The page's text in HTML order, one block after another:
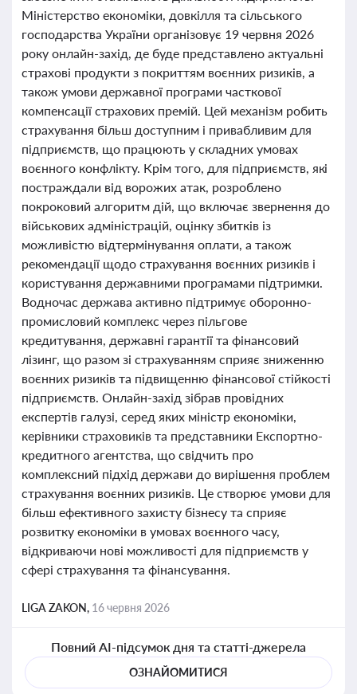
Міністерство економіки, довкілля та сільського
господарства України організовує 19 червня 2026
року онлайн-захід, де буде представлено актуальні
страхові продукти з покриттям воєнних ризиків, а
також умови державної програми часткової
компенсації страхових премій. Цей механізм робить
страхування більш доступним і привабливим для
підприємств, що працюють у складних умовах
воєнного конфлікту. Крім того, для підприємств, які
постраждали від ворожих атак, розроблено
покроковий алгоритм дій, що включає звернення до
військових адміністрацій, оцінку збитків із
можливістю відтермінування оплати, а також
рекомендації щодо страхування воєнних ризиків і
користування державними програмами підтримки.
Водночас держава активно підтримує оборонно-
промисловий комплекс через пільгове
кредитування, державні гарантії та фінансовий
лізинг, що разом зі страхуванням сприяє зниженню
воєнних ризиків та підвищенню фінансової стійкості
підприємств. Онлайн-захід зібрав провідних
експертів галузі, серед яких міністр економіки,
керівники страховиків та представники Експортно-
кредитного агентства, що свідчить про
комплексний підхід держави до вирішення проблем
страхування воєнних ризиків. Це створює умови для
більш ефективного захисту бізнесу та сприяє
розвитку економіки в умовах воєнного часу,
відкриваючи нові можливості для підприємств у
сфері страхування та фінансування.
LIGA ZAKON, 16 червня 2026
Повний AI-підсумок дня та статті-джерела
ОЗНАЙОМИТИСЯ